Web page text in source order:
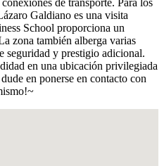
de transporte. Para los
Galdiano es una visita
School proporciona un
zona también alberga varias
seguridad y prestigio adicional.
en una ubicación privilegiada
en ponerse en contacto con